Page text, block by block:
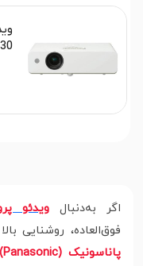
اگر به‌دنبال ویدئو
فوق‌العاده، روشنایی
پاناسونیک (Panasonic)